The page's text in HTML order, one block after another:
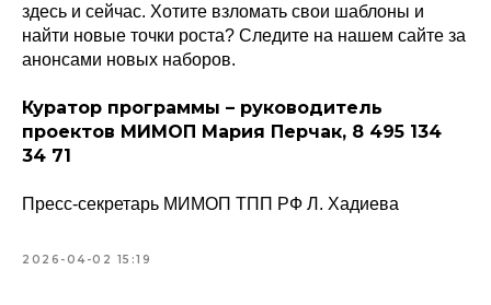
здесь и сейчас. Хотите взломать свои шаблоны и
найти новые точки роста? Следите на нашем сайте за
анонсами новых наборов.
Куратор программы – руководитель
проектов МИМОП Мария Перчак, 8 495 134
34 71
Пресс-секретарь МИМОП ТПП РФ Л. Хадиева
2026-04-02 15:19